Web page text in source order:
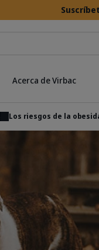
Acerca de Virbac
Los riesgos de la